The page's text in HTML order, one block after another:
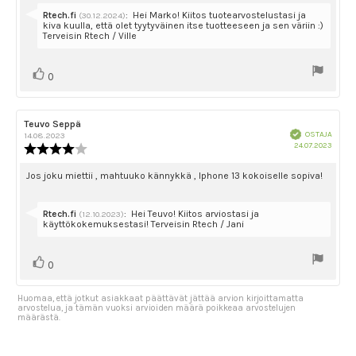
Vastaa:
Rtech.fi (30.12.2024): Hei Marko! Kiitos tuotearvostelustasi ja
kiva kuulla, että olet tyytyväinen itse tuotteeseen ja sen väriin :)
Terveisin Rtech / Ville
Äänestä
0
Arvostelun
kirjoittaja:
Teuvo Seppä
14.08.2023
4.0
OSTAJA
24.07.2023
Arvostelun
Jos joku miettii , mahtuuko kännykkä , Iphone 13 kokoiselle sopiva!
Vastaa:
Rtech.fi (12.10.2023): Hei Teuvo! Kiitos arviostasi ja
käyttökokemuksestasi! Terveisin Rtech / Jani
Äänestä
0
Huomaa, että jotkut asiakkaat päättävät jättää arvion kirjoittamatta
arvostelua, ja tämän vuoksi arvioiden määrä poikkeaa arvostelujen
määrästä.